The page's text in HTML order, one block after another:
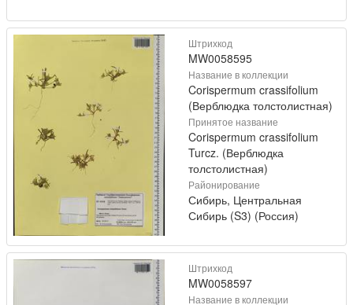
Штрихкод
MW0058595
Название в коллекции
Corispermum crassifolium
(Верблюдка толстолистная)
Принятое название
Corispermum crassifolium
Turcz. (Верблюдка
толстолистная)
Районирование
Сибирь, Центральная
Сибирь (S3) (Россия)
Штрихкод
MW0058597
Название в коллекции